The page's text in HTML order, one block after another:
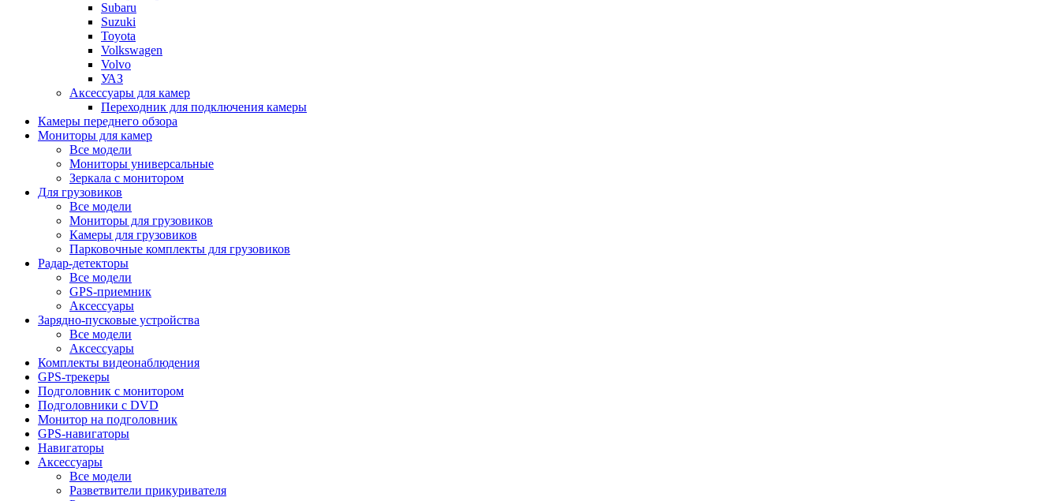
Subaru
Suzuki
Toyota
Volkswagen
Volvo
УАЗ
Аксессуары для камер
Переходник для подключения камеры
Камеры переднего обзора
Мониторы для камер
Все модели
Мониторы универсальные
Зеркала с монитором
Для грузовиков
Все модели
Мониторы для грузовиков
Камеры для грузовиков
Парковочные комплекты для грузовиков
Радар-детекторы
Все модели
GPS-приемник
Аксессуары
Зарядно-пусковые устройства
Все модели
Аксессуары
Комплекты видеонаблюдения
GPS-трекеры
Подголовник с монитором
Подголовники с DVD
Монитор на подголовник
GPS-навигаторы
Навигаторы
Аксессуары
Все модели
Разветвители прикуривателя